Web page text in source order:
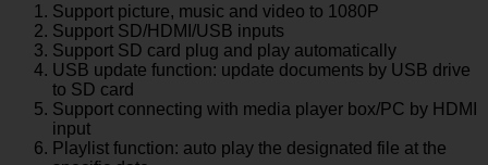
Support picture, music and video to 1080P
Support SD/HDMI/USB inputs
Support SD card plug and play automatically
USB update function: update documents by USB drive
to SD card
Support connecting with media player box/PC by HDMI
input
Playlist function: auto play the designated file at the